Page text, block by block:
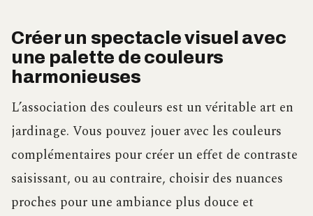
Créer un spectacle visuel avec
une palette de couleurs
harmonieuses
L’association des couleurs est un véritable art en
jardinage. Vous pouvez jouer avec les couleurs
complémentaires pour créer un effet de contraste
saisissant, ou au contraire, choisir des nuances
proches pour une ambiance plus douce et